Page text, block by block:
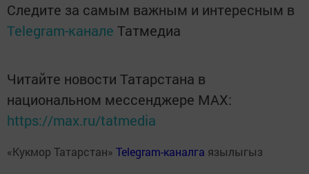
Следите за самым важным и интересным в
Telegram-канале Татмедиа
Читайте новости Татарстана в
национальном мессенджере MАХ:
https://max.ru/tatmedia
«Кукмор Татарстан» Telegram-каналга язылыгыз